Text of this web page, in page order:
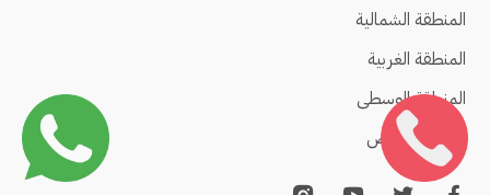
المنطقة الشمالية
المنطقة الغربية
المنطقة الوسطى
تسديد القروض